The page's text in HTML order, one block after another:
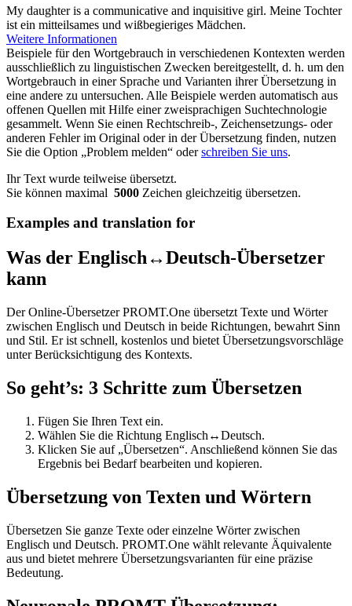
My daughter is a communicative and inquisitive girl. Meine Tochter
ist ein mitteilsames und wißbegieriges Mädchen.
Weitere Informationen
Beispiele für den Wortgebrauch in verschiedenen Kontexten werden
ausschließlich zu linguistischen Zwecken bereitgestellt, d. h. um den
Wortgebrauch in einer Sprache und Varianten ihrer Übersetzung in
eine andere zu untersuchen. Alle Beispiele werden automatisch aus
offenen Quellen mit Hilfe einer zweisprachigen Suchtechnologie
gesammelt. Wenn Sie einen Rechtschreib-, Zeichensetzungs- oder
anderen Fehler im Original oder in der Übersetzung finden, nutzen
Sie die Option „Problem melden“ oderschreiben Sie uns.
Ihr Text wurde teilweise übersetzt.
Sie können maximal 5000 Zeichen gleichzeitig übersetzen.
Examples and translation for
Was der Englisch↔Deutsch-Übersetzer
kann
Der Online-Übersetzer PROMT.One übersetzt Texte und Wörter
zwischen Englisch und Deutsch in beide Richtungen, bewahrt Sinn
und Stil. Er ist schnell, kostenlos und bietet Übersetzungsvorschläge
unter Berücksichtigung des Kontexts.
So geht’s: 3 Schritte zum Übersetzen
Fügen Sie Ihren Text ein.
Wählen Sie die Richtung Englisch↔Deutsch.
Klicken Sie auf „Übersetzen“. Anschließend können Sie das
Ergebnis bei Bedarf bearbeiten und kopieren.
Übersetzung von Texten und Wörtern
Übersetzen Sie ganze Texte oder einzelne Wörter zwischen
Englisch und Deutsch. PROMT.One wählt relevante Äquivalente
aus und bietet mehrere Übersetzungsvarianten für eine präzise
Bedeutung.